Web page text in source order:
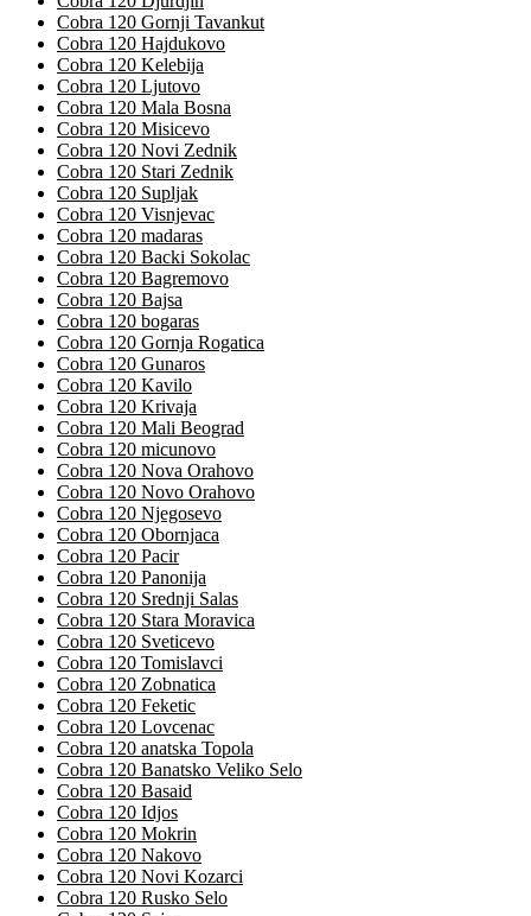
Cobra 120 Gornji Tavankut
Cobra 120 Hajdukovo
Cobra 120 Kelebija
Cobra 120 Ljutovo
Cobra 120 Mala Bosna
Cobra 120 Misicevo
Cobra 120 Novi Zednik
Cobra 120 Stari Zednik
Cobra 120 Supljak
Cobra 120 Visnjevac
Cobra 120 madaras
Cobra 120 Backi Sokolac
Cobra 120 Bagremovo
Cobra 120 Bajsa
Cobra 120 bogaras
Cobra 120 Gornja Rogatica
Cobra 120 Gunaros
Cobra 120 Kavilo
Cobra 120 Krivaja
Cobra 120 Mali Beograd
Cobra 120 micunovo
Cobra 120 Nova Orahovo
Cobra 120 Novo Orahovo
Cobra 120 Njegosevo
Cobra 120 Obornjaca
Cobra 120 Pacir
Cobra 120 Panonija
Cobra 120 Srednji Salas
Cobra 120 Stara Moravica
Cobra 120 Sveticevo
Cobra 120 Tomislavci
Cobra 120 Zobnatica
Cobra 120 Feketic
Cobra 120 Lovcenac
Cobra 120 anatska Topola
Cobra 120 Banatsko Veliko Selo
Cobra 120 Basaid
Cobra 120 Idjos
Cobra 120 Mokrin
Cobra 120 Nakovo
Cobra 120 Novi Kozarci
Cobra 120 Rusko Selo